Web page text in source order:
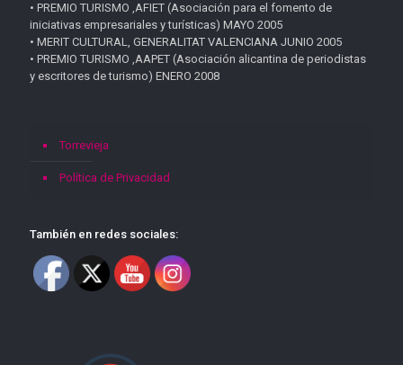
• PREMIO TURISMO ,AFIET (Asociación para el fomento de
iniciativas empresariales y turísticas) MAYO 2005
• MERIT CULTURAL, GENERALITAT VALENCIANA JUNIO 2005
• PREMIO TURISMO ,AAPET (Asociación alicantina de periodistas
y escritores de turismo) ENERO 2008
Torrevieja
Política de Privacidad
También en redes sociales: